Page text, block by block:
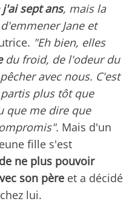
sept ans, mais la
Jane et
"Eh bien, elles
du froid, de l'odeur du
avec nous. C'est
plus tôt que
que me dire que
Mais d'un
fille s'est
ne plus pouvoir
son père et a décidé
lui.